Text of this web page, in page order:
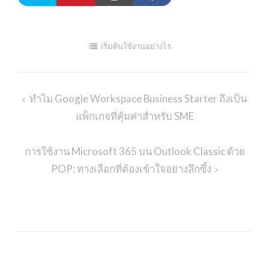
เริ่มต้นใช้งานอย่างไร
ทำไม Google Workspace Business Starter ถึงเป็น
แพ็กเกจที่คุ้มค่าสำหรับ SME
การใช้งาน Microsoft 365 บน Outlook Classic ด้วย
POP: ทางเลือกที่ต้องเข้าใจอย่างลึกซึ้ง